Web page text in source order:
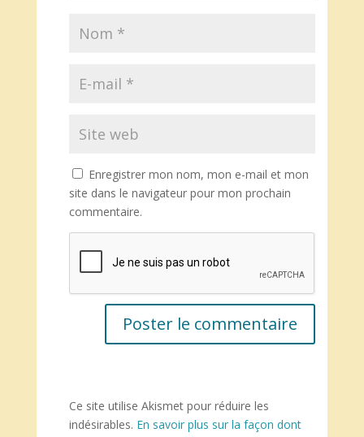
Enregistrer mon nom, mon e-mail et mon
site dans le navigateur pour mon prochain
commentaire.
Ce site utilise Akismet pour réduire les
indésirables. En savoir plus sur la façon dont